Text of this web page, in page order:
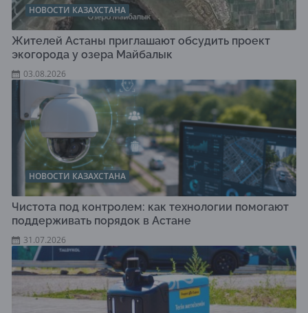
НОВОСТИ КАЗАХСТАНА
Жителей Астаны приглашают обсудить проект
экогорода у озера Майбалык
03.08.2026
НОВОСТИ КАЗАХСТАНА
Чистота под контролем: как технологии помогают
поддерживать порядок в Астане
31.07.2026